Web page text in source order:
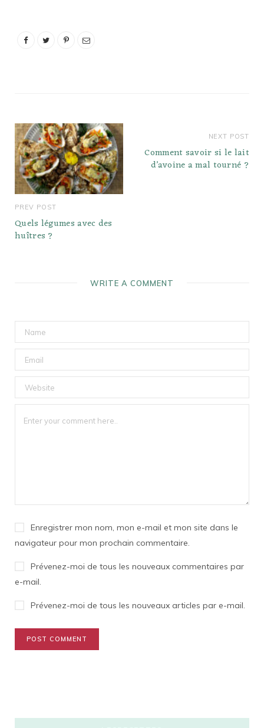
de 6 onces par personne.
PREV POST
Quels légumes avec des
huîtres ?
NEXT POST
Comment savoir si le lait
d’avoine a mal tourné ?
WRITE A COMMENT
Enregistrer mon nom, mon e-mail et mon site dans le
navigateur pour mon prochain commentaire.
Prévenez-moi de tous les nouveaux commentaires par
e-mail.
Prévenez-moi de tous les nouveaux articles par e-mail.